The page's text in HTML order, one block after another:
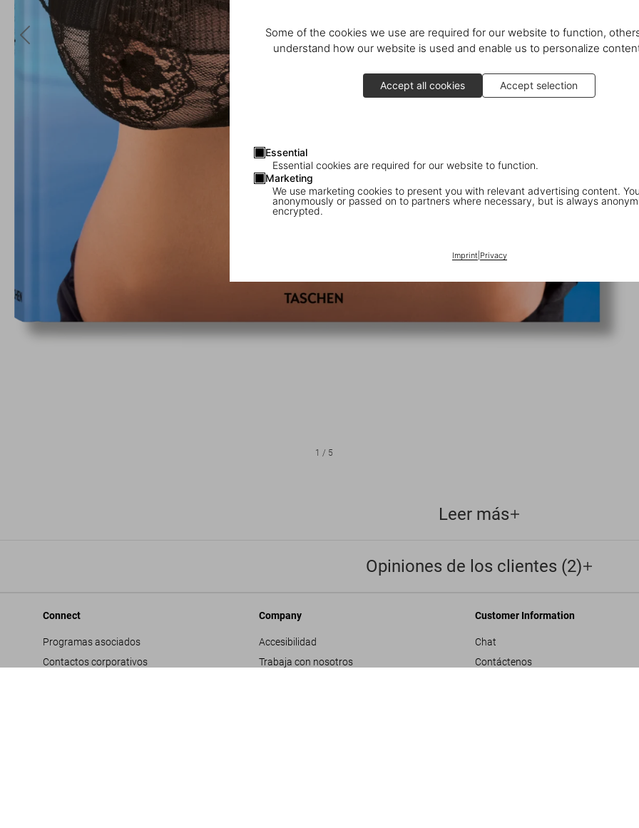
Some of the cookies we use are required for our website to function,
understand how our website is used and enable us to personalize
Accept all cookies Accept selection
Essential
Essential cookies are required for our website to function.
Marketing
We use marketing cookies to present you with relevant advertising content.
anonymously or passed on to partners where necessary, but is always
encrypted.
Imprint| Privacy
1 / 5
Leer más
Opiniones de los clientes (2)
Connect
Programas asociados
Contactos corporativos
Company
Accesibilidad
Trabaja con nosotros
Customer Information
Chat
Contáctenos